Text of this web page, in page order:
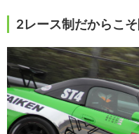
2レース制だからこ